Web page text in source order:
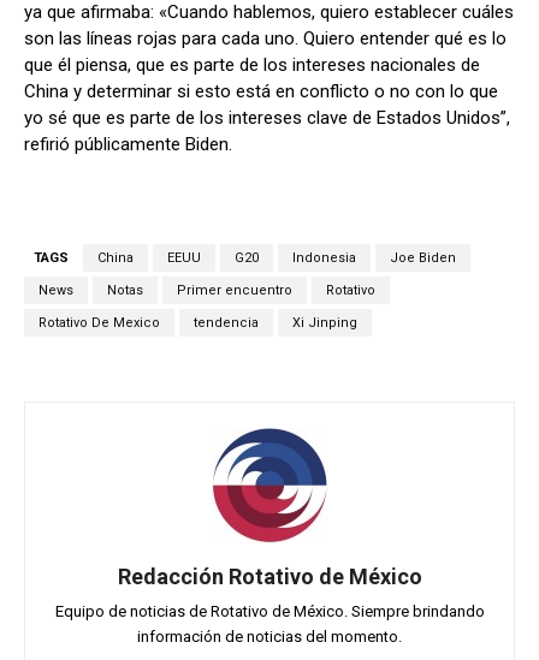
ya que afirmaba: «Cuando hablemos, quiero establecer cuáles
son las líneas rojas para cada uno. Quiero entender qué es lo
que él piensa, que es parte de los intereses nacionales de
China y determinar si esto está en conflicto o no con lo que
yo sé que es parte de los intereses clave de Estados Unidos”,
refirió públicamente Biden.
TAGS China EEUU G20 Indonesia Joe Biden
News Notas Primer encuentro Rotativo
Rotativo De Mexico tendencia Xi Jinping
Redacción Rotativo de México
Equipo de noticias de Rotativo de México. Siempre brindando
información de noticias del momento.